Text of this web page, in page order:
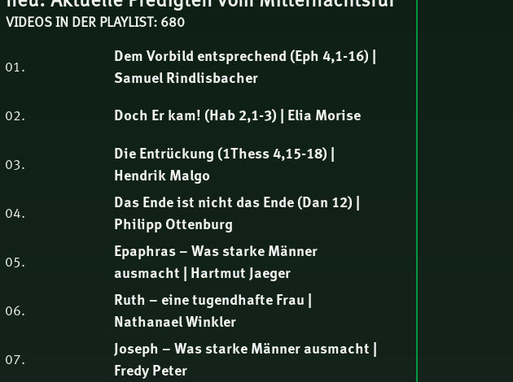
VIDEOS IN DER PLAYLIST: 680
01.
Dem Vorbild entsprechend (Eph 4,1-16) |
Samuel Rindlisbacher
02. Doch Er kam! (Hab 2,1-3) | Elia Morise
03.
Die Entrückung (1Thess 4,15-18) |
Hendrik Malgo
04.
Das Ende ist nicht das Ende (Dan 12) |
Philipp Ottenburg
05.
Epaphras – Was starke Männer
ausmacht | Hartmut Jaeger
06.
Ruth – eine tugendhafte Frau |
Nathanael Winkler
07.
Joseph – Was starke Männer ausmacht |
Fredy Peter